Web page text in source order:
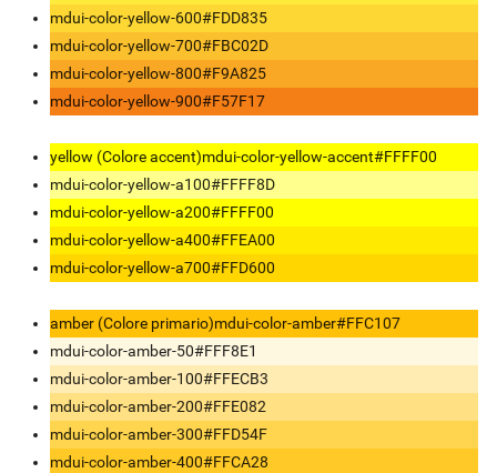
mdui-color-yellow-600#FDD835
mdui-color-yellow-700#FBC02D
mdui-color-yellow-800#F9A825
mdui-color-yellow-900#F57F17
yellow (Colore accent)mdui-color-yellow-accent#FFFF00
mdui-color-yellow-a100#FFFF8D
mdui-color-yellow-a200#FFFF00
mdui-color-yellow-a400#FFEA00
mdui-color-yellow-a700#FFD600
amber (Colore primario)mdui-color-amber#FFC107
mdui-color-amber-50#FFF8E1
mdui-color-amber-100#FFECB3
mdui-color-amber-200#FFE082
mdui-color-amber-300#FFD54F
mdui-color-amber-400#FFCA28